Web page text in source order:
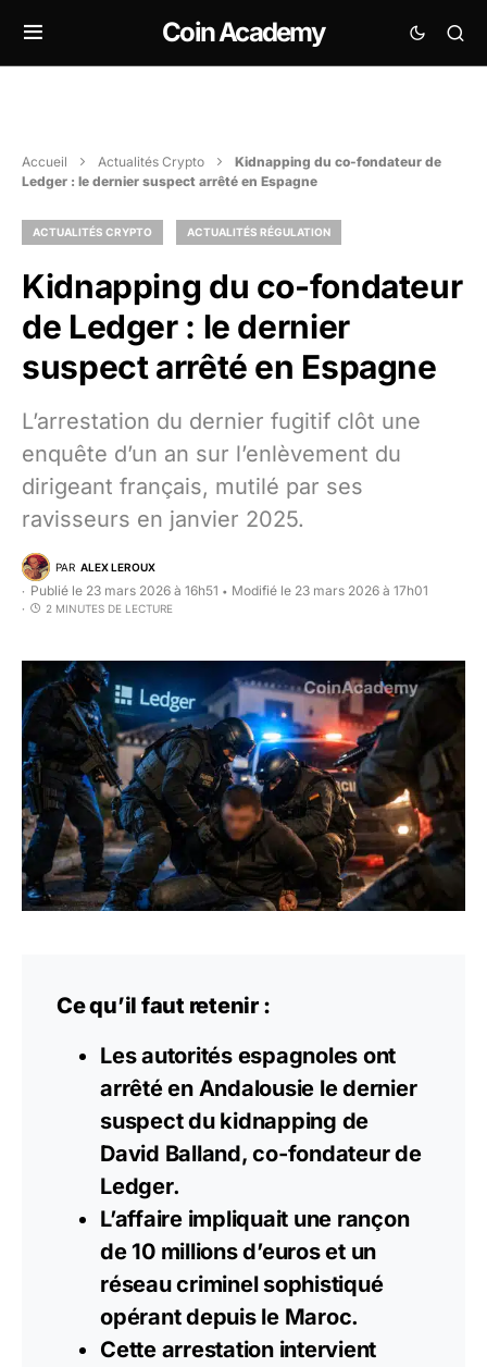
Coin Academy
Accueil Actualités Crypto
Kidnapping du co-fondateur de
Ledger : le dernier suspect arrêté en Espagne
ACTUALITÉS CRYPTO ACTUALITÉS RÉGULATION
Kidnapping du co-fondateur
de Ledger : le dernier
suspect arrêté en Espagne
L’arrestation du dernier fugitif clôt une
enquête d’un an sur l’enlèvement du
dirigeant français, mutilé par ses
ravisseurs en janvier 2025.
PAR ALEX LEROUX
Publié le 23 mars 2026 à 16h51 • Modifié le 23 mars 2026 à 17h01
2 MINUTES DE LECTURE
Ce qu’il faut retenir :
Les autorités espagnoles ont
arrêté en Andalousie le dernier
suspect du kidnapping de
David Balland, co-fondateur de
Ledger.
L’affaire impliquait une rançon
de 10 millions d’euros et un
réseau criminel sophistiqué
opérant depuis le Maroc.
Cette arrestation intervient